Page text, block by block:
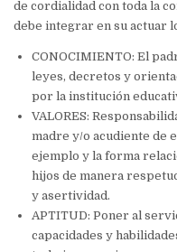
de cordialidad con toda la
debe integrar en su actuar
CONOCIMIENTO: El
leyes, decretos y
por la institución
VALORES:
madre y/o acudiente de
ejemplo y la forma
hijos de manera
y asertividad.
APTITUD: Poner al
capacidades y